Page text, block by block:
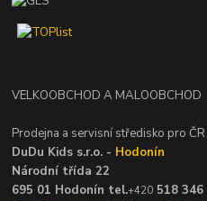
VELKOOBCHOD A MALOOBCHOD
Prodejna a servisní středisko pro ČR
DuDu Kids s.r.o. - Hodonín
Národní třída 22
695 01 Hodonín tel.+420 518 346